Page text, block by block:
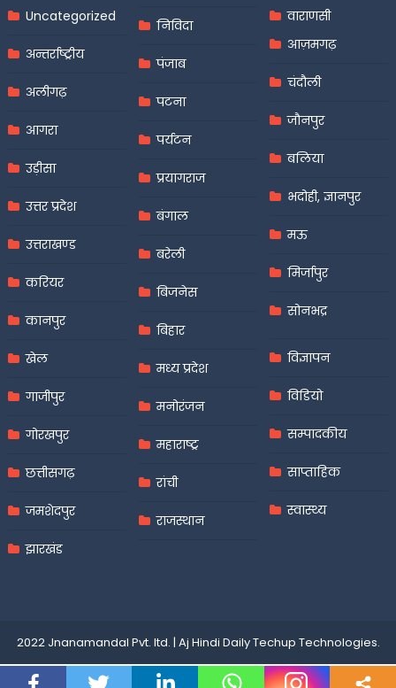
Uncategorized
अन्तर्राष्ट्रीय
अलीगढ़
आगरा
उड़ीसा
उत्तर प्रदेश
उत्तराखण्ड
करियर
कानपुर
खेल
गाजीपुर
गोरखपुर
छत्तीसगढ़
जमशेदपुर
झारखंड
निविदा
पंजाब
पटना
पर्यटन
प्रयागराज
बंगाल
बरेली
बिजनेस
बिहार
मध्य प्रदेश
मनोरंजन
महाराष्ट्र
रांची
राजस्थान
वाराणसी
आज़मगढ़
चंदौली
जौनपुर
बलिया
भदोही, ज्ञानपुर
मऊ
मिर्जापुर
सोनभद्र
विज्ञापन
विडियो
सम्पादकीय
साप्ताहिक
स्वास्थ्य
2022 Jnanamandal Pvt. ltd. | Aj Hindi DailyTechup Technologies.